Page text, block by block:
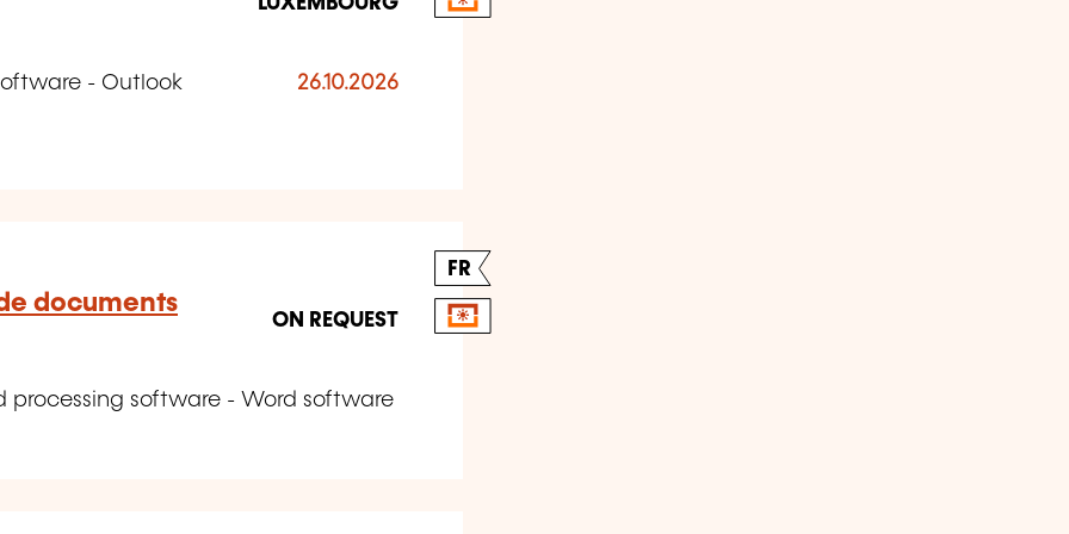
- Outlook 26.10.2026
FR
documents
ON REQUEST
processing software - Word software